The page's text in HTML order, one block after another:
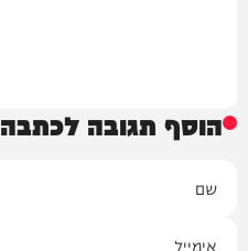
הוסף תגובה לכתבה